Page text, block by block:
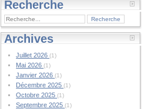
Recherche
Archives
Juillet 2026(1)
Mai 2026(1)
Janvier 2026(1)
Décembre 2025(1)
Octobre 2025(1)
Septembre 2025(1)